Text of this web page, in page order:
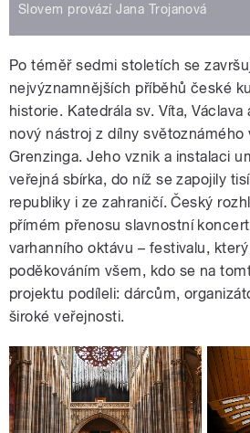
Slovem provází Jana Trojanová
Po téměř sedmi stoletích se
nejvýznamnějších příběhů české
historie. Katedrála sv. Víta, Václava
nový nástroj z dílny světoznámého
Grenzinga. Jeho vznik a instalaci
veřejná sbírka, do níž se zapojily
republiky i ze zahraničí. Český
přímém přenosu slavnostní
varhanního oktávu – festivalu,
poděkováním všem, kdo se na
projektu podíleli: dárcům,
široké veřejnosti.